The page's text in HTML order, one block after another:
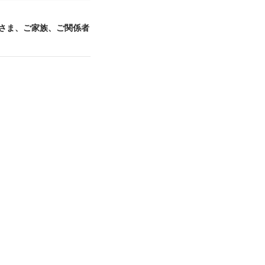
ま、ご家族、ご関係者